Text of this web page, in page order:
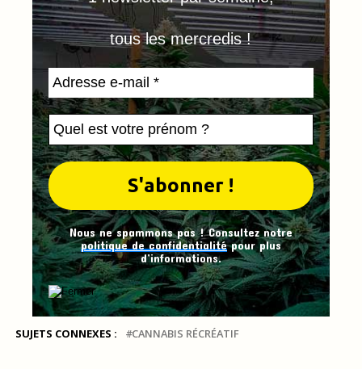
tous les mercredis !
Nous ne spammons pas ! Consultez notre
politique de confidentialitépour plus
d’informations.
SUJETS CONNEXES : CANNABIS RÉCRÉATIF